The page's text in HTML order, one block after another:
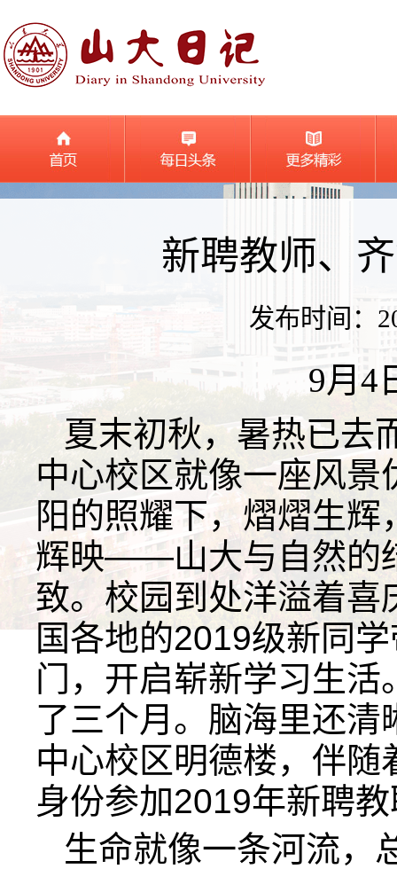
新聘教师、
发布时间：
9月4
夏末初秋，暑热已去
中心校区就像一座风
阳的照耀下，熠熠生
辉映——山大与自然的
致。校园到处洋溢着喜
国各地的2019级新同
门，开启崭新学习生
了三个月。脑海里还
中心校区明德楼，伴
身份参加2019年新聘
生命就像一条河流，